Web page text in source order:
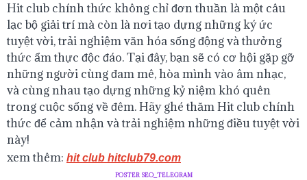
Hit club chính thức không chỉ đơn thuần là một câu
lạc bộ giải trí mà còn là nơi tạo dựng những ký ức
tuyệt vời, trải nghiệm văn hóa sống động và thưởng
thức ẩm thực độc đáo. Tại đây, bạn sẽ có cơ hội gặp gỡ
những người cùng đam mê, hòa mình vào âm nhạc,
và cùng nhau tạo dựng những kỷ niệm khó quên
trong cuộc sống về đêm. Hãy ghé thăm Hit club chính
thức để cảm nhận và trải nghiệm những điều tuyệt vời
này!
xem thêm: hit club hitclub79.com
POSTER SEO_TELEGRAM